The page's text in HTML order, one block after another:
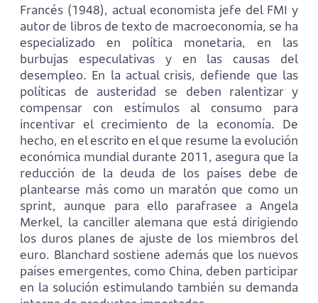
Francés (1948), actual economista jefe del FMI y
autor de libros de texto de macroeconomía, se ha
especializado en política monetaria, en las
burbujas especulativas y en las causas del
desempleo. En la actual crisis, defiende que las
políticas de austeridad se deben ralentizar y
compensar con estímulos al consumo para
incentivar el crecimiento de la economía. De
hecho, en el escrito en el que resume la evolución
económica mundial durante 2011, asegura que la
reducción de la deuda de los países debe de
plantearse más como un maratón que como un
sprint, aunque para ello parafrasee a Angela
Merkel, la canciller alemana que está dirigiendo
los duros planes de ajuste de los miembros del
euro. Blanchard sostiene además que los nuevos
países emergentes, como China, deben participar
en la solución estimulando también su demanda